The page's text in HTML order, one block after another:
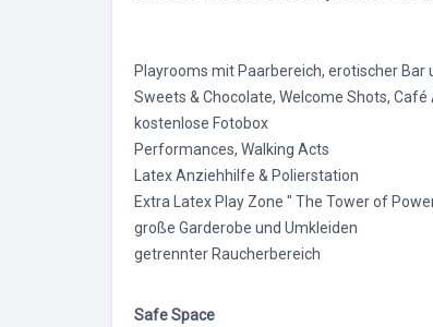
Playrooms mit Paarbereich, erotischer Bar
Sweets & Chocolate, Welcome Shots, Café
kostenlose Fotobox
Performances, Walking Acts
Latex Anziehhilfe & Polierstation
Extra Latex Play Zone " The Tower of
große Garderobe und Umkleiden
getrennter Raucherbereich
Safe Space